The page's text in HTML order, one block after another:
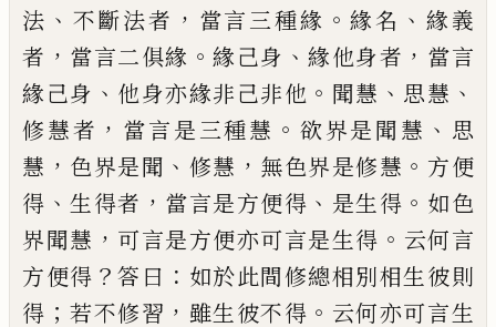
法 、 不斷法者 ， 當言三種緣 。 緣名 、 緣義
者 ， 當言二俱緣 。 緣己身 、 緣他身者 ， 當言
緣己身 、 他身亦緣非己非他 。 聞慧 、 思慧 、
修慧者 ， 當言是三種慧 。 欲界是聞慧 、 思
慧 ， 色界是聞 、 修慧 ， 無色界是修慧 。 方便
得 、生得者 ， 當言是方便得 、 是生得 。 如色
界聞慧 ， 可言是方便亦可言是生得 。 云何言
方便得 ？答曰 ： 如於此間修總相別相生彼則
得 ； 若不修習 ， 雖生彼不得 。 云何亦可言生